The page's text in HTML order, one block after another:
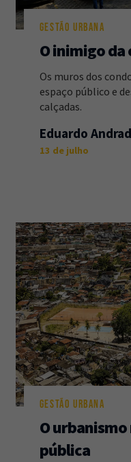
GESTÃO URBANA
O inimigo da
Os muros dos
espaço público e
calçadas.
Eduardo
13 de julho
GESTÃO URBANA
O
pública